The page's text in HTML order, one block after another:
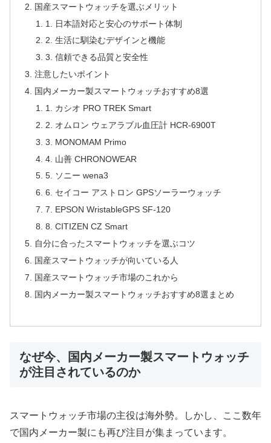
国産スマートウォッチを選ぶメリット
1. 日本語対応と安心のサポート体制
2. 生活に馴染むデザインと機能
3. 信頼できる品質と安全性
注意したいポイント
国内メーカー製スマートウォッチおすすめ8選
1. カシオ PRO TREK Smart
2. オムロン ウェアラブル血圧計 HCR-6900T
3. MONOMAM Primo
4. 山善 CHRONOWEAR
5. ソニー wena3
6. セイコー アストロン GPSソーラーウォッチ
7. EPSON WristableGPS SF-120
8. CITIZEN CZ Smart
自分に合ったスマートウォッチを選ぶコツ
国産スマートウォッチが向いている人
国産スマートウォッチ市場のこれから
国内メーカー製スマートウォッチおすすめ8選まとめ
なぜ今、国内メーカー製スマートウォッチ
が注目されているのか
スマートウォッチ市場の主役は海外勢。しかし、ここ数年
で国内メーカー製にも再び注目が集まっています。